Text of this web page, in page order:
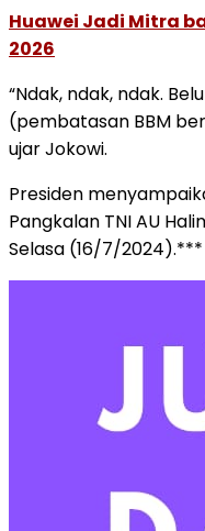
Huawei Jadi Mitra
2026
“Ndak, ndak, ndak.
(pembatasan BBM
ujar Jokowi.
Presiden
Pangkalan TNI AU
Selasa (16/7/2024).***